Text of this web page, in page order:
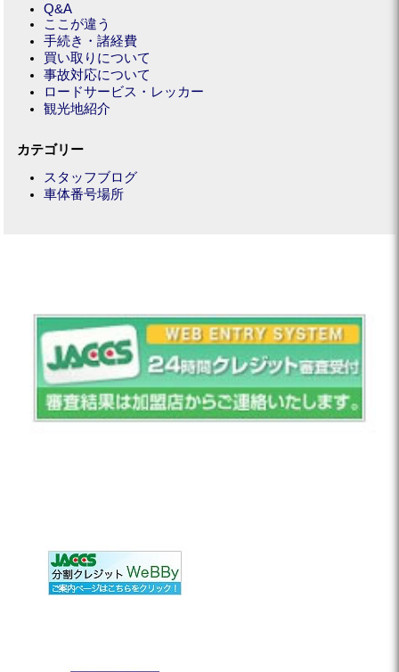
Q&A
ここが違う
手続き・諸経費
買い取りについて
事故対応について
ロードサービス・レッカー
観光地紹介
カテゴリー
スタッフブログ
車体番号場所